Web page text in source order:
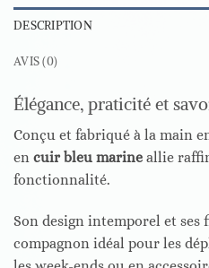
DESCRIPTION
AVIS (0)
Élégance, praticité et
Conçu et fabriqué à la main
en cuir bleu marine allie
fonctionnalité.
Son design intemporel et
compagnon idéal pour les